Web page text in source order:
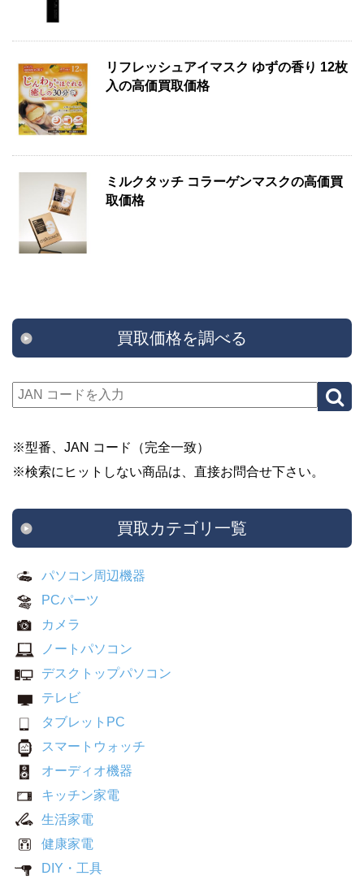
リフレッシュアイマスク ゆずの香り 12枚
入の高価買取価格
ミルクタッチ コラーゲンマスクの高価買
取価格
買取価格を調べる
※型番、JAN コード（完全一致）
※検索にヒットしない商品は、直接お問合せ下さい。
買取カテゴリ一覧
パソコン周辺機器
PCパーツ
カメラ
ノートパソコン
デスクトップパソコン
テレビ
タブレットPC
スマートウォッチ
オーディオ機器
キッチン家電
生活家電
健康家電
DIY・工具